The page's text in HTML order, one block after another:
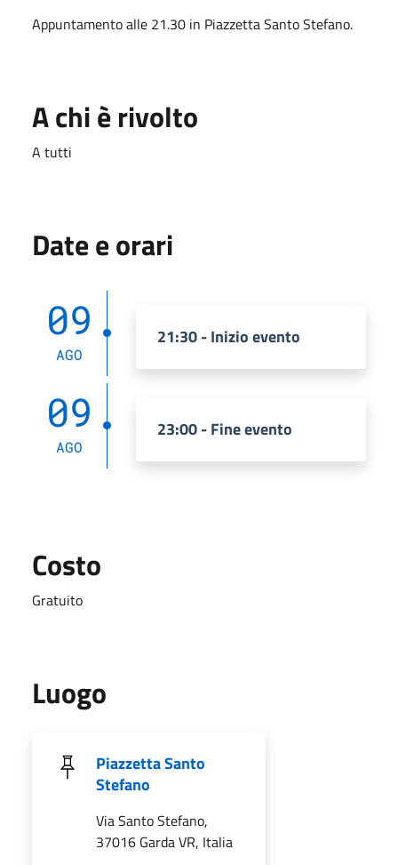
Appuntamento alle 21.30 in Piazzetta Santo Stefano.
A chi è rivolto
A tutti
Date e orari
09
AGO
21:30 - Inizio evento
09
AGO
23:00 - Fine evento
Costo
Gratuito
Luogo
Piazzetta Santo
Stefano
Via Santo Stefano,
37016 Garda VR, Italia